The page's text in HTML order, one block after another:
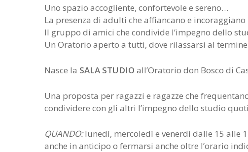
Uno spazio accogliente, confortevole e sereno…
La presenza di adulti che affiancano e
Il gruppo di amici che condivide l’impegno dello
Un Oratorio aperto a tutti, dove rilassarsi al
Nasce la SALA STUDIO all’Oratorio don Bosco di
Una proposta per ragazzi e ragazze che
condividere con gli altri l’impegno dello studio
QUANDO:lunedì, mercoledì e venerdì dalle 15 alle
anche in anticipo o fermarsi anche oltre l’orario